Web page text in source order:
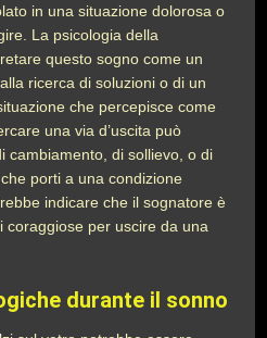
in una situazione dolorosa o
La psicologia della
questo sogno come un
ricerca di soluzioni o di un
che percepisce come
una via d’uscita può
cambiamento, di sollievo, o di
porti a una condizione
indicare che il sognatore è
coraggiose per uscire da una
durante il sonno